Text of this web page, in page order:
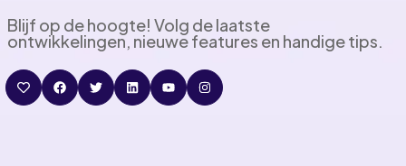
Blijf op de hoogte! Volg de laatste
ontwikkelingen, nieuwe features en handige tips.